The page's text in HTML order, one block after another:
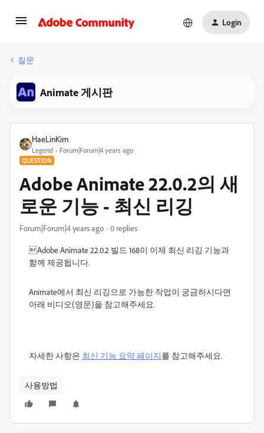
Login
질문
Animate 게시판
HaeLinKim
Legend Forum|Forum|4 years ago
QUESTION
Adobe Animate 22.0.2의 새
로운 기능 - 최신 리깅
Forum|Forum|4 years ago 0 replies
Adobe Animate 22.0.2 빌드 168이 이제 최신 리깅 기능과
함께 제공됩니다.
Animate에서 최신 리깅으로 가능한 작업이 궁금하시다면
아래 비디오(영문)을 참고해주세요.
자세한 사항은 최신 기능 요약 페이지를 참고해주세요.
사용방법